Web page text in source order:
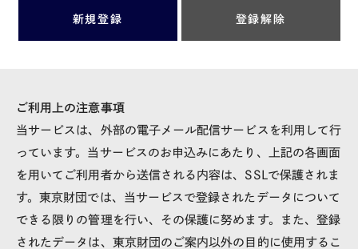
新規登録 登録解除
ご利⽤上の注意事項
当サービスは、外部の電⼦メール配信サービスを利⽤して⾏
っています。当サービスのお申込みにあたり、上記の各画⾯
を⽤いてご利⽤者から送信される内容は、SSLで保護されま
す。東京財団では、当サービスで登録されたデータについて
できる限りの管理を⾏い、その保護に努めます。また、登録
されたデータは、東京財団のご案内以外の⽬的に使⽤するこ